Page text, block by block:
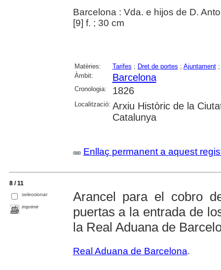
Barcelona : Vda. e hijos de D.
[9] f. ; 30 cm
Matèries: Tarifes ; Dret de portes ; Ajuntament
Àmbit:
Barcelona
Cronologia: 1826
Localització: Arxiu Històric de la
Catalunya
Enllaç permanent a aquest
8 / 11
seleccionar
imprimir
Arancel para el cobro
puertas a la entrada de
la Real Aduana de
Real Aduana de Barcelona.